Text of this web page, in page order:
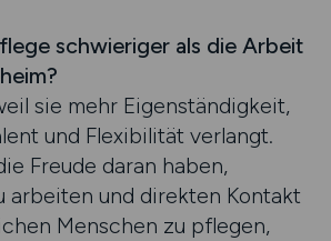
schwieriger als die Arbeit
sie mehr Eigenständigkeit,
und Flexibilität verlangt.
Freude daran haben,
arbeiten und direkten Kontakt
Menschen zu pflegen,